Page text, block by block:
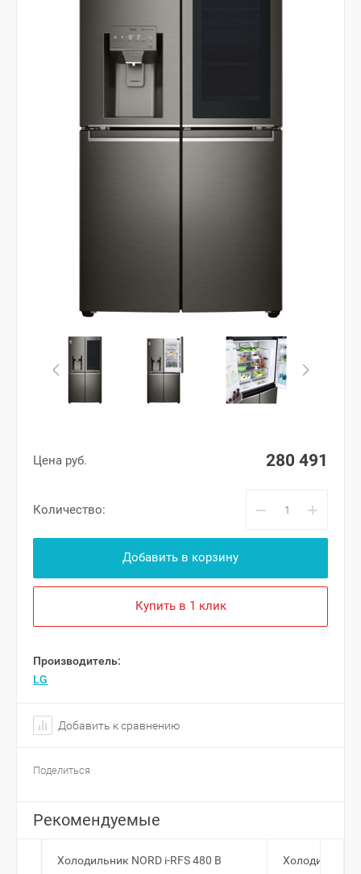
Цена руб. 280 491
Количество: − +
Добавить в корзину
Купить в 1 клик
Производитель:
LG
Добавить к сравнению
Поделиться
Рекомендуемые
Холодильник NORD i-RFS 480 B Холодильник